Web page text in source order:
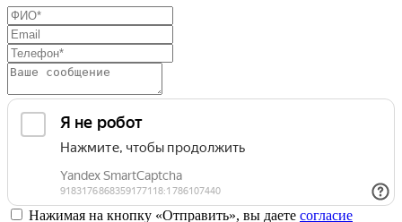
Нажимая на кнопку «Отправить», вы даете согласие